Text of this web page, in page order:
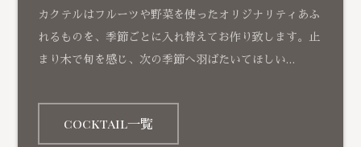
カクテルはフルーツや野菜を使ったオリジナリティあふ
れるものを、季節ごとに入れ替えてお作り致します。止
まり木で旬を感じ、次の季節へ羽ばたいてほしい…
cocktail一覧